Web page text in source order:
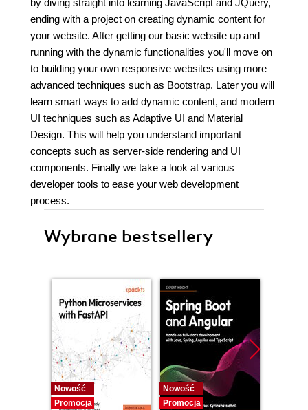
by diving straight into learning JavaScript and JQuery,
ending with a project on creating dynamic content for
your website. After getting our basic website up and
running with the dynamic functionalities you'll move on
to building your own responsive websites using more
advanced techniques such as Bootstrap. Later you will
learn smart ways to add dynamic content, and modern
UI techniques such as Adaptive UI and Material
Design. This will help you understand important
concepts such as server-side rendering and UI
components. Finally we take a look at various
developer tools to ease your web development
process.
Wybrane bestsellery
Nowość
Promocja
Nowość
Promocja